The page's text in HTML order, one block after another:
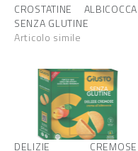
CROSTATINE ALBICOCCA
SENZA GLUTINE
Articolo simile
DELIZIE CREMOSE